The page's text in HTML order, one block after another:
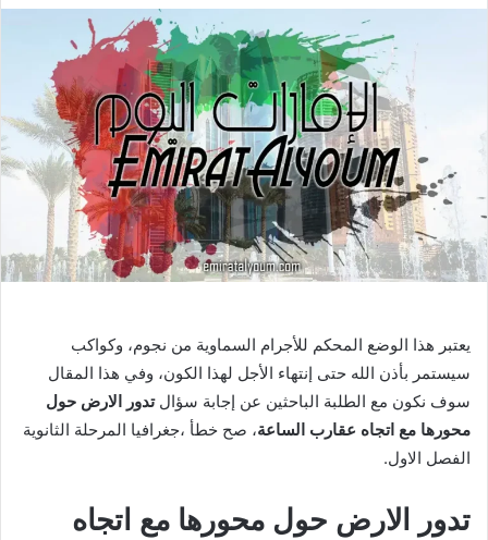
يعتبر هذا الوضع المحكم للأجرام السماوية من نجوم، وكواكب
سيستمر بأذن الله حتى إنتهاء الأجل لهذا الكون، وفي هذا المقال
سوف نكون مع الطلبة الباحثين عن إجابة سؤالتدور الارض حول
محورها مع اتجاه عقارب الساعة، صح خطأ ،جغرافيا المرحلة الثانوية
الفصل الاول.
تدور الارض حول محورها مع اتجاه